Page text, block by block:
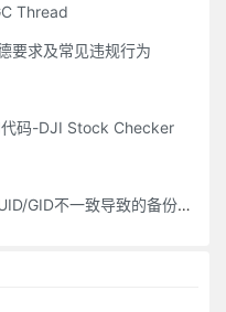
Thread
要求及常见违规行为
代码-DJI Stock Checker
不一致导致的备份权限问题